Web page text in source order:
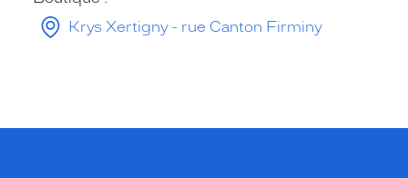
Krys Xertigny - rue Canton Firminy